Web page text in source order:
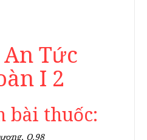
Tức
I 2
bài thuốc:
Q.98